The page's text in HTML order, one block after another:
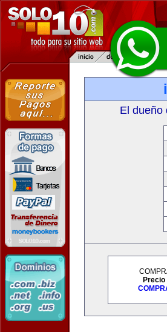
El dueño
Precio